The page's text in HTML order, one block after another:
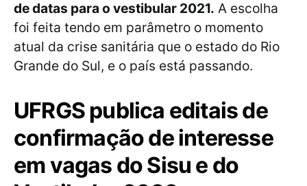
de datas para o vestibular 2021. A escolha
foi feita tendo em parâmetro o momento
atual da crise sanitária que o estado do Rio
Grande do Sul, e o país está passando.
UFRGS publica editais de
confirmação de interesse
em vagas do Sisu e do